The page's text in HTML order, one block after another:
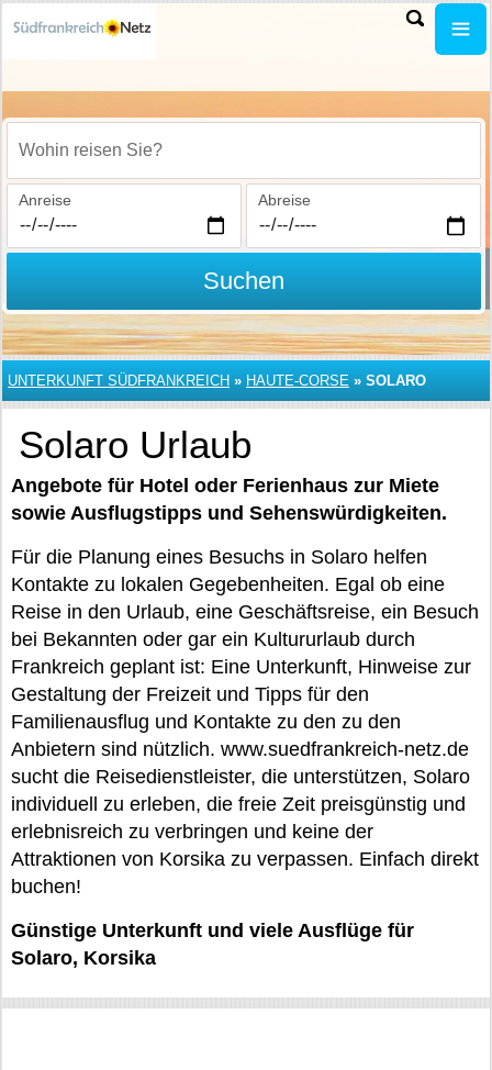
Wohin reisen Sie?
Anreise Abreise
Suchen
UNTERKUNFT SÜDFRANKREICH » HAUTE-CORSE » SOLARO
Solaro Urlaub
Angebote für Hotel oder Ferienhaus zur Miete
sowie Ausflugstipps und Sehenswürdigkeiten.
Für die Planung eines Besuchs in Solaro helfen
Kontakte zu lokalen Gegebenheiten. Egal ob eine
Reise in den Urlaub, eine Geschäftsreise, ein Besuch
bei Bekannten oder gar ein Kultururlaub durch
Frankreich geplant ist: Eine Unterkunft, Hinweise zur
Gestaltung der Freizeit und Tipps für den
Familienausflug und Kontakte zu den zu den
Anbietern sind nützlich. www.suedfrankreich-netz.de
sucht die Reisedienstleister, die unterstützen, Solaro
individuell zu erleben, die freie Zeit preisgünstig und
erlebnisreich zu verbringen und keine der
Attraktionen von Korsika zu verpassen. Einfach direkt
buchen!
Günstige Unterkunft und viele Ausflüge für
Solaro, Korsika